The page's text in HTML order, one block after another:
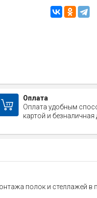
Оплата
Оплата удобным
картой и безналичная
полок и стеллажей в